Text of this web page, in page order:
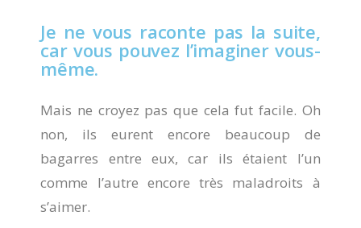
Je ne vous raconte pas la suite,
car vous pouvez l’imaginer vous-
même.
Mais ne croyez pas que cela fut facile. Oh
non, ils eurent encore beaucoup de
bagarres entre eux, car ils étaient l’un
comme l’autre encore très maladroits à
s’aimer.